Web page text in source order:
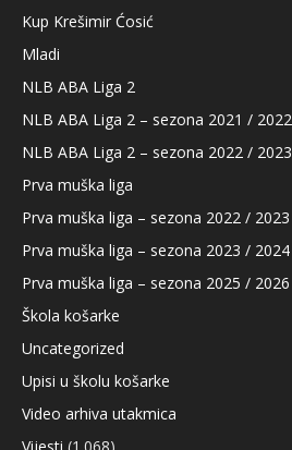
Kup Krešimir Ćosić
Mladi
NLB ABA Liga 2
NLB ABA Liga 2 – sezona 2021 / 2022
NLB ABA Liga 2 – sezona 2022 / 2023
Prva muška liga
Prva muška liga – sezona 2022 / 2023
Prva muška liga – sezona 2023 / 2024
Prva muška liga – sezona 2025 / 2026
Škola košarke
Uncategorized
Upisi u školu košarke
Video arhiva utakmica
Vijesti (1.068)